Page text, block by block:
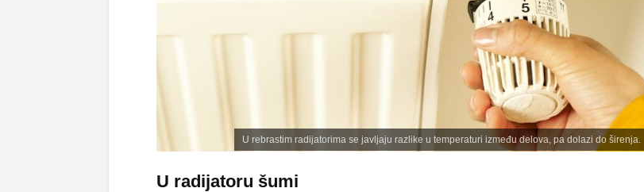
U rebrastim radijatorima se javljaju razlike u temperaturi između delova, pa dolazi do širenja.
U radijatoru šumi